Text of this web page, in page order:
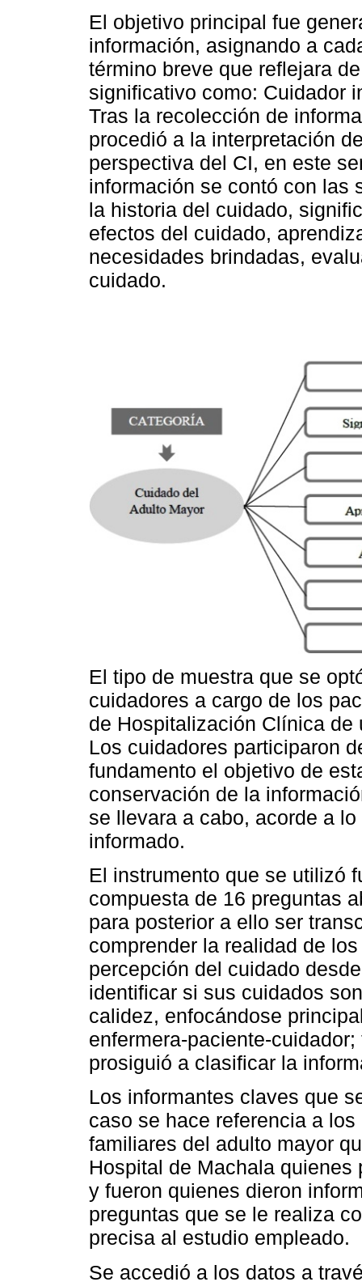
El objetivo principal fue
información, asignando a
término breve que reflejara
significativo como: Cuidador
Tras la recolección de
procedió a la interpretación
perspectiva del CI, en este
información se contó con las
la historia del cuidado,
efectos del cuidado,
necesidades brindadas,
cuidado.
El tipo de muestra que se
cuidadores a cargo de los
de Hospitalización Clínica
Los cuidadores participaron
fundamento el objetivo de
conservación de la
se llevara a cabo, acorde a
informado.
El instrumento que se utilizó
compuesta de 16 preguntas
para posterior a ello ser
comprender la realidad de
percepción del cuidado
identificar si sus cuidados
calidez, enfocándose
enfermera-paciente-
prosiguió a clasificar la
Los informantes claves que
caso se hace referencia a
familiares del adulto mayor
Hospital de Machala
y fueron quienes dieron
preguntas que se le realiza
precisa al estudio empleado.
Se accedió a los datos a